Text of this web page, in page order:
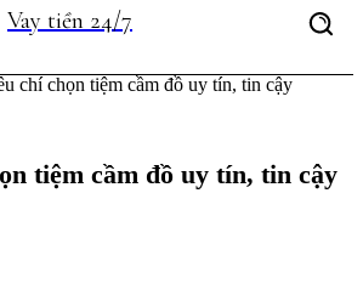
Vay tiền 24/7
chí chọn tiệm cầm đồ uy tín, tin cậy
tiệm cầm đồ uy tín, tin cậy